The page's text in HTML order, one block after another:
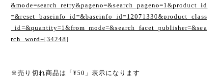
&mode=search_retry&pageno=&search_pageno=1&product_id
=&reset_baseinfo_id=&baseinfo_id=12071330&product_class
_id=&quantity=1&from_mode=&search_facet_publisher=&sea
rch_word=[34248]
※売り切れ商品は「¥50」表示になります